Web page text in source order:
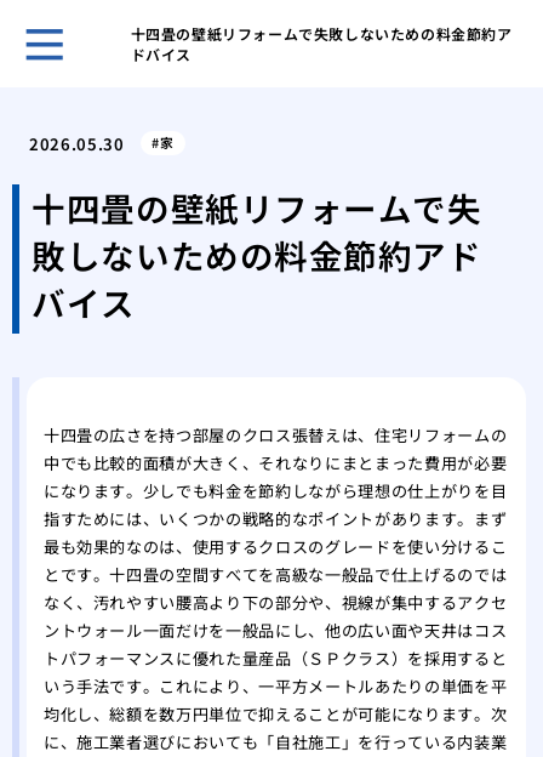
十四畳の壁紙リフォームで失敗しないための料金節約ア
ドバイス
フ
マ
く
2026.05.30 家
十四畳の壁紙リフォームで失
敗しないための料金節約アド
バイス
十四畳の広さを持つ部屋のクロス張替えは、住宅リフォームの
中でも比較的面積が大きく、それなりにまとまった費用が必要
になります。少しでも料金を節約しながら理想の仕上がりを目
指すためには、いくつかの戦略的なポイントがあります。まず
最も効果的なのは、使用するクロスのグレードを使い分けるこ
とです。十四畳の空間すべてを高級な一般品で仕上げるのでは
なく、汚れやすい腰高より下の部分や、視線が集中するアクセ
ントウォール一面だけを一般品にし、他の広い面や天井はコス
トパフォーマンスに優れた量産品（ＳＰクラス）を採用すると
いう手法です。これにより、一平方メートルあたりの単価を平
均化し、総額を数万円単位で抑えることが可能になります。次
に、施工業者選びにおいても「自社施工」を行っている内装業